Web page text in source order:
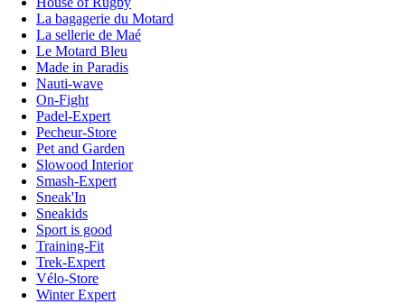
La bagagerie du Motard
La sellerie de Maé
Le Motard Bleu
Made in Paradis
Nauti-wave
On-Fight
Padel-Expert
Pecheur-Store
Pet and Garden
Slowood Interior
Smash-Expert
Sneak'In
Sneakids
Sport is good
Training-Fit
Trek-Expert
Vélo-Store
Winter Expert